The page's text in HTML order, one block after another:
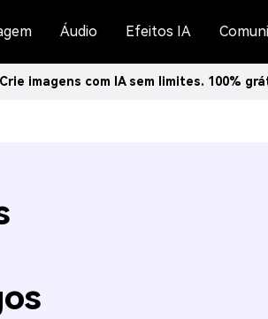
Áudio Efeitos IA
Crie imagens com IA sem limites. 100%